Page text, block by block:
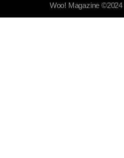
Woo! Magazine